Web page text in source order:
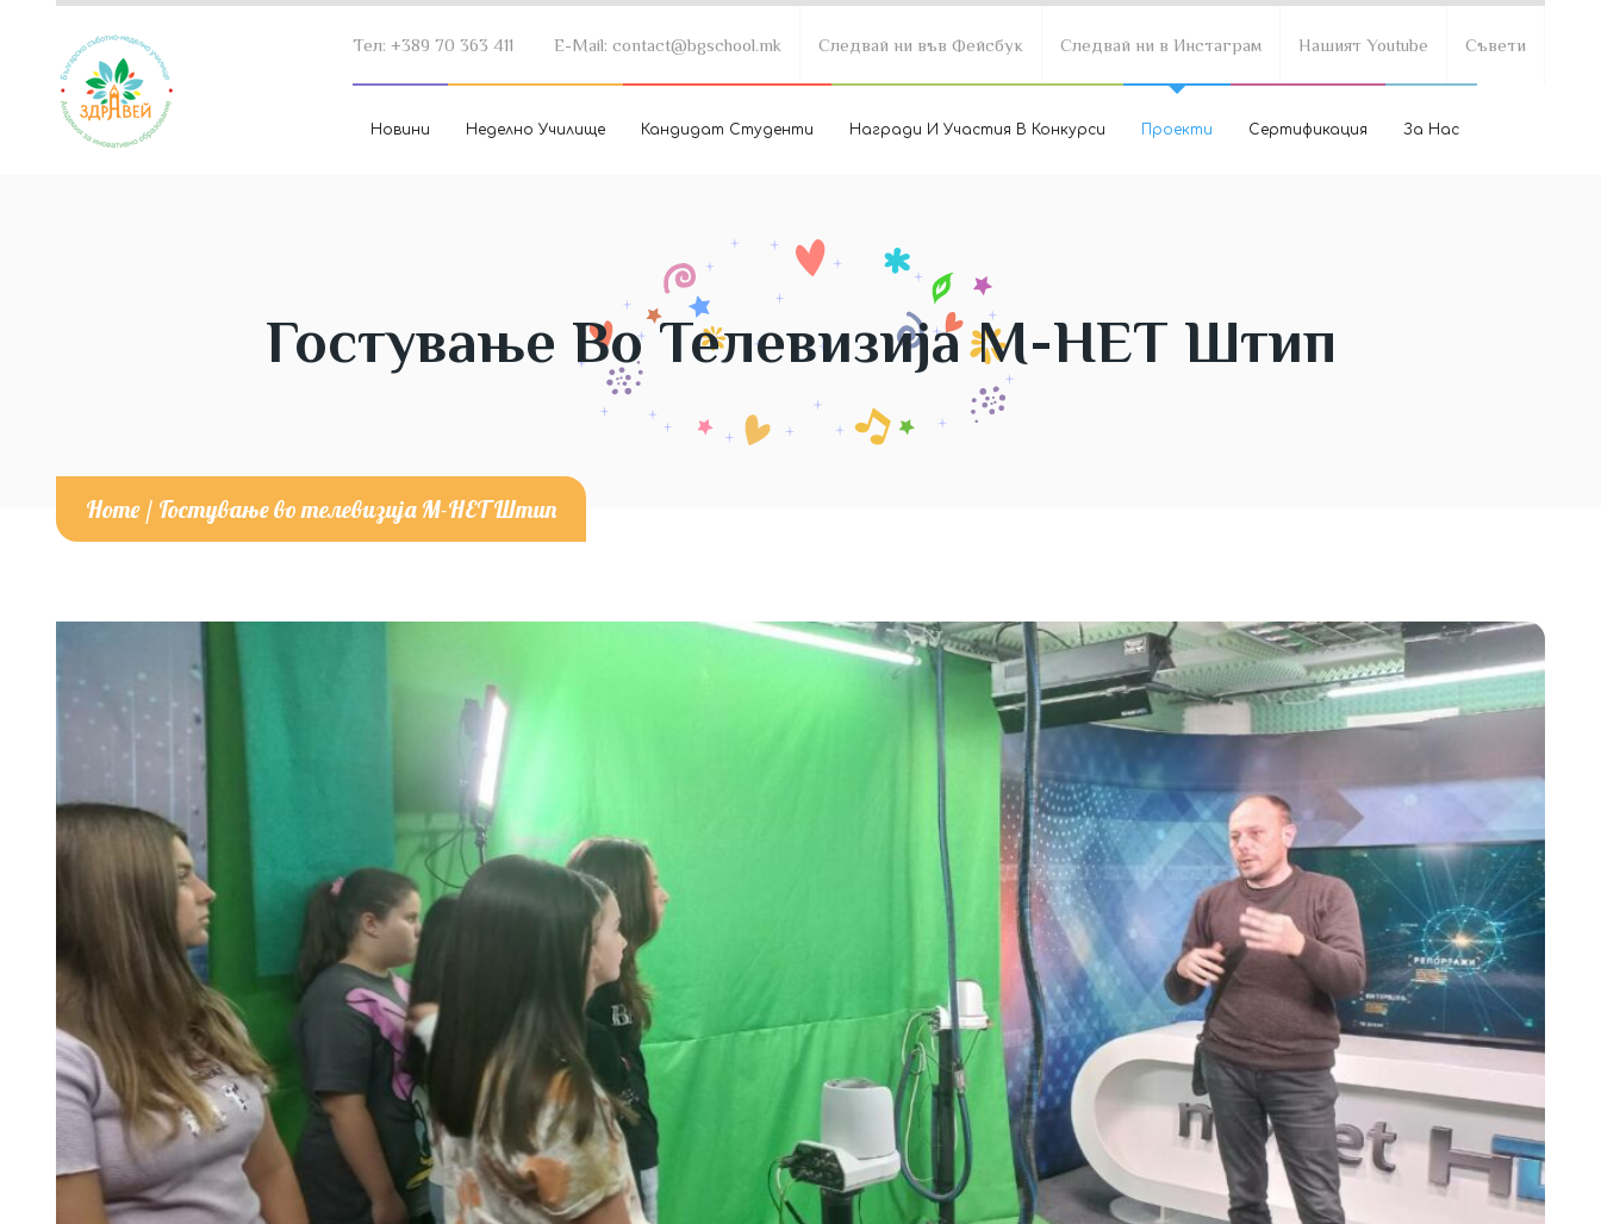
Тел: +389 70 363 411 E-Mail: contact@bgschool.mk Следвай ни във Фейсбук Следвай ни в Инстаграм Нашият Youtube Съвети
Новини Неделно Училище Кандидат Студенти Награди И Участия В Конкурси Проекти Сертификация За Нас
Гостување Во Телевизија М-НЕТ Штип
Home / Гостување во телевизија М-НЕТ Штип